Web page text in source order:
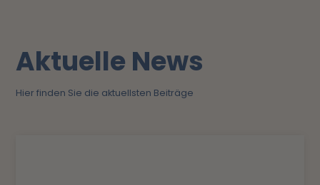
Aktuelle News
Hier finden Sie die aktuellsten Beiträge